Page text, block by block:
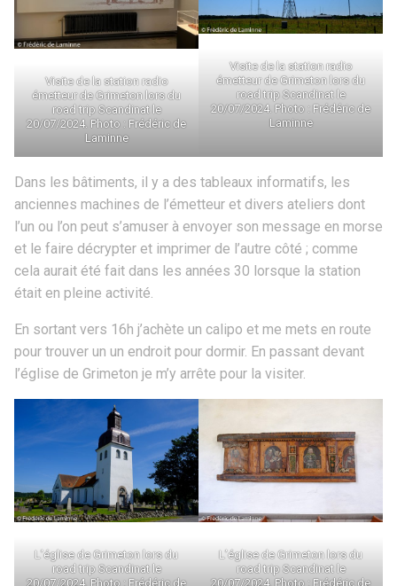
Visite de la station radio
émetteur de Grimeton lors du
road trip Scandinat le
20/07/2024. Photo : Frédéric de
Laminne
Visite de la station radio
émetteur de Grimeton lors du
road trip Scandinat le
20/07/2024. Photo : Frédéric de
Laminne
Dans les bâtiments, il y a des tableaux informatifs, les
anciennes machines de l’émetteur et divers ateliers dont
l’un ou l’on peut s’amuser à envoyer son message en morse
et le faire décrypter et imprimer de l’autre côté ; comme
cela aurait été fait dans les années 30 lorsque la station
était en pleine activité.
En sortant vers 16h j’achète un calipo et me mets en route
pour trouver un un endroit pour dormir. En passant devant
l’église de Grimeton je m’y arrête pour la visiter.
L’église de Grimeton lors du
road trip Scandinat le
20/07/2024. Photo : Frédéric de
L’église de Grimeton lors du
road trip Scandinat le
20/07/2024. Photo : Frédéric de